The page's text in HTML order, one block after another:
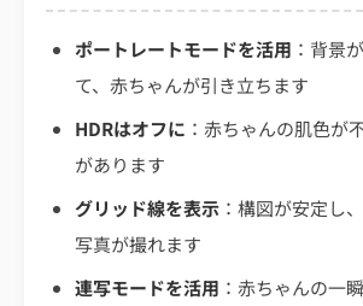
ポートレートモードを活用 ：背景
て、赤ちゃんが引き立ちます
HDRはオフに ：赤ちゃんの肌色が
があります
グリッド線を表示 ：構図が安定し
写真が撮れます
連写モードを活用 ：赤ちゃんの一